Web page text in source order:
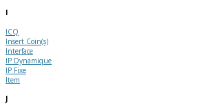
I
ICQ
Insert Coin(s)
Interface
IP Dynamique
IP Fixe
Item
J